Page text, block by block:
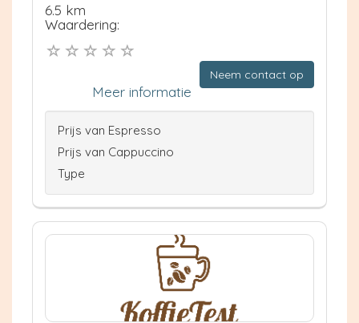
6.5 km
Waardering:
Neem contact op
Meer informatie
Prijs van Espresso
Prijs van Cappuccino
Type